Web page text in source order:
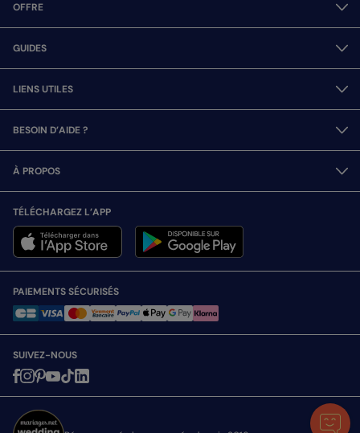
OFFRE
GUIDES
LIENS UTILES
BESOIN D’AIDE ?
À PROPOS
TÉLÉCHARGEZ L’APP
PAIEMENTS SÉCURISÉS
SUIVEZ-NOUS